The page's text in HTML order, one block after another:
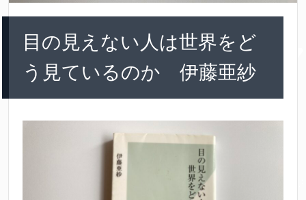
目の見えない人は世界をど
う見ているのか 伊藤亜紗